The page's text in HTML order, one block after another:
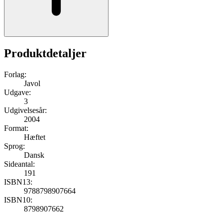
Produktdetaljer
Forlag:
Javol
Udgave:
3
Udgivelsesår:
2004
Format:
Hæftet
Sprog:
Dansk
Sideantal:
191
ISBN13:
9788798907664
ISBN10:
8798907662